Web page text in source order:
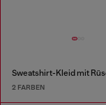
2 FARBEN